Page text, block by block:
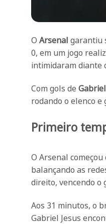
O Arsenal garantiu
0, em um jogo
intimidaram diante
Com gols de
rodando o elenco e
Primeiro
O Arsenal
balançando as
direito, vencendo o
Aos 31 minutos, o
Gabriel Jesus